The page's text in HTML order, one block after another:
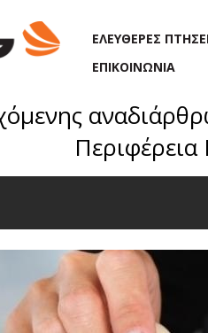
ΕΛΕΥΘΕΡΕΣ
ΕΠΙΚΟΙΝΩΝΙΑ
Περιφέρεια